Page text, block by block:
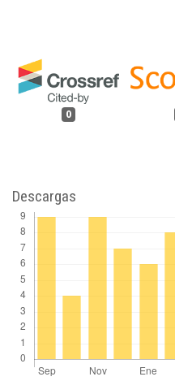
0
Descargas